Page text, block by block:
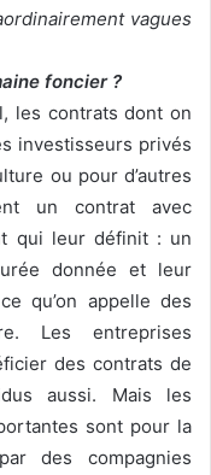
vagues
foncier ?
les contrats dont on
investisseurs privés
ou pour d’autres
un contrat avec
qui leur définit : un
donnée et leur
qu’on appelle des
Les entreprises
des contrats de
aussi. Mais les
sont pour la
des compagnies